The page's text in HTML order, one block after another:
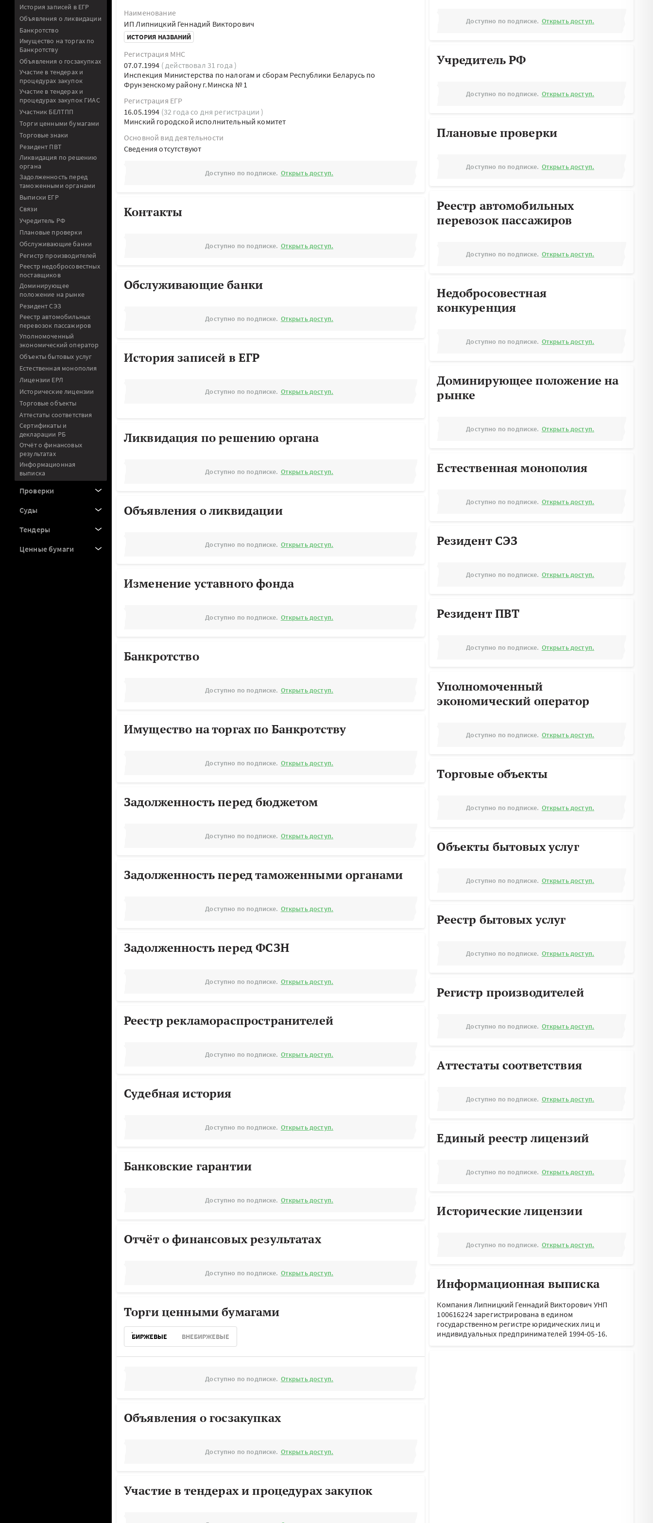
История записей в ЕГР
Объявления о ликвидации
Банкротство
Имущество на торгах по
Банкротству
Объявления о госзакупках
Участие в тендерах и
процедурах закупок
Участие в тендерах и
процедурах закупок ГИАС
Участник БЕЛТПП
Торги ценными бумагами
Торговые знаки
Резидент ПВТ
Ликвидация по решению
органа
Задолженность перед
таможенными органами
Выписки ЕГР
Связи
Учредитель РФ
Плановые проверки
Обслуживающие банки
Регистр производителей
Реестр недобросовестных
поставщиков
Доминирующее
положение на рынке
Резидент СЭЗ
Реестр автомобильных
перевозок пассажиров
Уполномоченный
экономический оператор
Объекты бытовых услуг
Естественная монополия
Лицензии ЕРЛ
Исторические лицензии
Торговые объекты
Аттестаты соответствия
Сертификаты и
декларации РБ
Отчёт о финансовых
результатах
Информационная
выписка
Проверки
Суды
Тендеры
Ценные бумаги
Наименование
ИП Липницкий Геннадий Викторович
ИСТОРИЯ НАЗВАНИЙ
Регистрация МНС
07.07.1994 ( действовал 31 года )
Инспекция Министерства по налогам и сборам Республики Беларусь по
Фрунзенскому району г.Минска № 1
Регистрация ЕГР
16.05.1994 (32 года со дня регистрации )
Минский городской исполнительный комитет
Основной вид деятельности
Cведения отсутствуют
Доступно по подписке. Открыть доступ.
Контакты
Доступно по подписке. Открыть доступ.
Обслуживающие банки
Доступно по подписке. Открыть доступ.
История записей в ЕГР
Доступно по подписке. Открыть доступ.
Ликвидация по решению органа
Доступно по подписке. Открыть доступ.
Объявления о ликвидации
Доступно по подписке. Открыть доступ.
Изменение уставного фонда
Доступно по подписке. Открыть доступ.
Банкротство
Доступно по подписке. Открыть доступ.
Имущество на торгах по Банкротству
Доступно по подписке. Открыть доступ.
Задолженность перед бюджетом
Доступно по подписке. Открыть доступ.
Задолженность перед таможенными органами
Доступно по подписке. Открыть доступ.
Задолженность перед ФСЗН
Доступно по подписке. Открыть доступ.
Реестр рекламораспространителей
Доступно по подписке. Открыть доступ.
Судебная история
Доступно по подписке. Открыть доступ.
Банковские гарантии
Доступно по подписке. Открыть доступ.
Отчёт о финансовых результатах
Доступно по подписке. Открыть доступ.
Торги ценными бумагами
БИРЖЕВЫЕ ВНЕБИРЖЕВЫЕ
Доступно по подписке. Открыть доступ.
Объявления о госзакупках
Доступно по подписке. Открыть доступ.
Участие в тендерах и процедурах закупок
Доступно по подписке. Открыть доступ.
Учредитель РФ
Доступно по подписке. Открыть доступ.
Плановые проверки
Доступно по подписке. Открыть доступ.
Реестр автомобильных
перевозок пассажиров
Доступно по подписке. Открыть доступ.
Недобросовестная
конкуренция
Доступно по подписке. Открыть доступ.
Доминирующее положение на
рынке
Доступно по подписке. Открыть доступ.
Естественная монополия
Доступно по подписке. Открыть доступ.
Резидент СЭЗ
Доступно по подписке. Открыть доступ.
Резидент ПВТ
Доступно по подписке. Открыть доступ.
Уполномоченный
экономический оператор
Доступно по подписке. Открыть доступ.
Торговые объекты
Доступно по подписке. Открыть доступ.
Объекты бытовых услуг
Доступно по подписке. Открыть доступ.
Реестр бытовых услуг
Доступно по подписке. Открыть доступ.
Регистр производителей
Доступно по подписке. Открыть доступ.
Аттестаты соответствия
Доступно по подписке. Открыть доступ.
Единый реестр лицензий
Доступно по подписке. Открыть доступ.
Исторические лицензии
Доступно по подписке. Открыть доступ.
Информационная выписка
Компания Липницкий Геннадий Викторович УНП
100616224 зарегистрирована в едином
государственном регистре юридических лиц и
индивидуальных предпринимателей 1994-05-16.